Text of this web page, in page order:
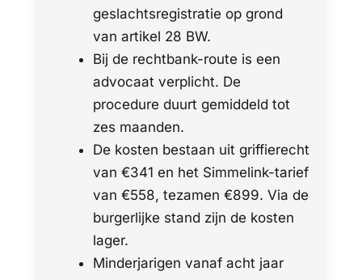
geslachtsregistratie op grond
van artikel 28 BW.
Bij de rechtbank-route is een
advocaat verplicht. De
procedure duurt gemiddeld tot
zes maanden.
De kosten bestaan uit griffierecht
van €341 en het Simmelink-tarief
van €558, tezamen €899. Via de
burgerlijke stand zijn de kosten
lager.
Minderjarigen vanaf acht jaar